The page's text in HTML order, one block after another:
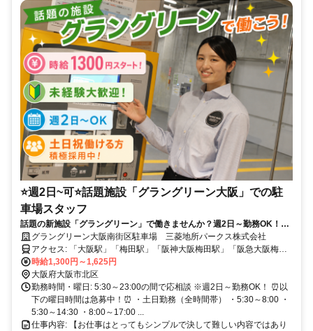
⭐週2日~可⭐話題施設「グラングリーン大阪」での駐
車場スタッフ
話題の新施設「グラングリーン」で働きませんか？週2日～勤務OK！土
日祝日勤務可能な方は積極採用中！10名以上の大募集！時給1300円スタ
ート！【三菱地所グループ】待遇充実！安心して長く働ける環境です。
グラングリーン大阪南街区駐車場 三菱地所パークス株式会社
アクセス: 「大阪駅」「梅田駅」「阪神大阪梅田駅」「阪急大阪梅田
駅」など徒歩スグ
時給1,300円～1,625円
大阪府大阪市北区
勤務時間・曜日: 5:30～23:00の間で応相談 ※週2日～勤務OK！ ⏰以
下の曜日時間は急募中！⏰ ・土日勤務（全時間帯） ・5:30～8:00 ・
5:30～14:30 ・8:00～17:00 ...
仕事内容: 【お仕事はとってもシンプルで決して難しい内容ではあり